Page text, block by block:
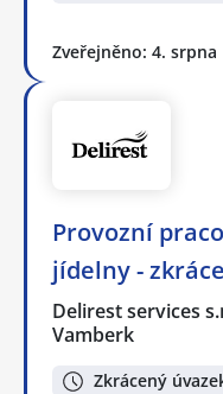
Zveřejněno: 4. srpna
Provozní
jídelny -
Delirest services
Vamberk
Zkrácený